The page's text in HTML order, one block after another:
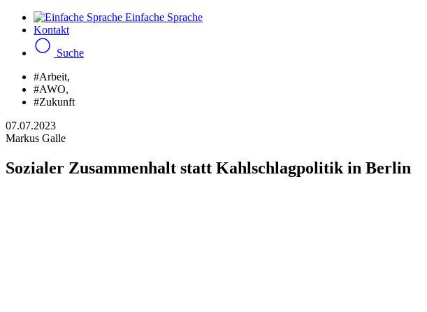
Einfache Sprache
Kontakt
Suche
#Arbeit,
#AWO,
#Zukunft
07.07.2023
Markus Galle
Sozialer Zusammenhalt statt Kahlschlagpolitik in Berlin